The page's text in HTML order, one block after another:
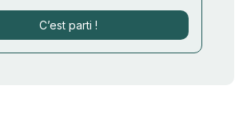
C’est parti !